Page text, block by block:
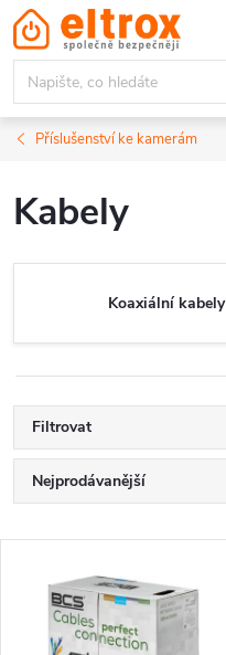
Přejít
na
obsah
Příslušenství ke kamerám
Kabely
Koaxiální kabely
Filtrovat
Ř
a
Nejprodávanější
Abecedně